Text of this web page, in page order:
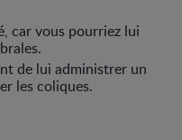
car vous pourriez lui
de lui administrer un
les coliques.